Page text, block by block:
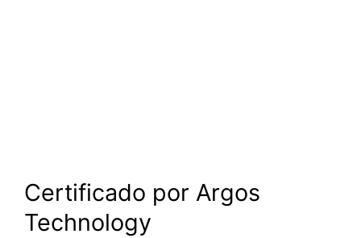
Certificado por Argos
Technology